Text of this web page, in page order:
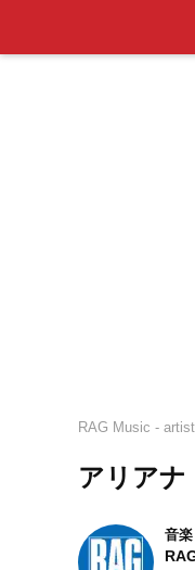
RAG Music - artist
アリアナ
音